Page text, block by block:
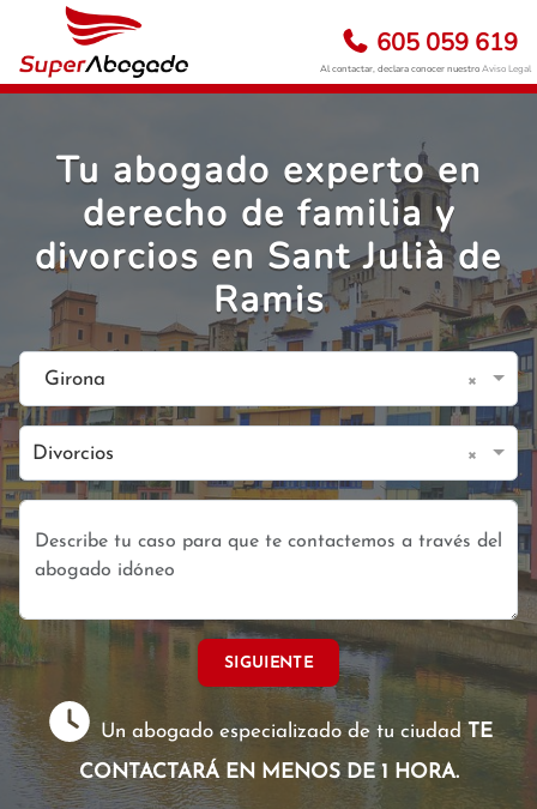
605 059 619
Al contactar, declara conocer nuestroAviso Legal
Tu abogado experto en
derecho de familia y
divorcios en Sant Julià de
Ramis
Girona ×
Divorcios ×
SIGUIENTE
Un abogado especializado de tu ciudad TE
CONTACTARÁ EN MENOS DE 1 HORA.